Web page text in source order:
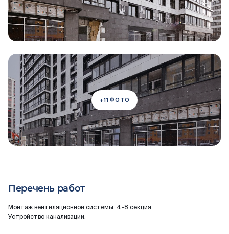
+11 ФОТО
Перечень работ
Монтаж вентиляционной системы, 4-8 секция;
Устройство канализации.